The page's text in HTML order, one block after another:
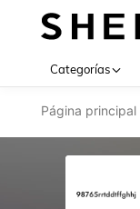
Categorías
Página principal